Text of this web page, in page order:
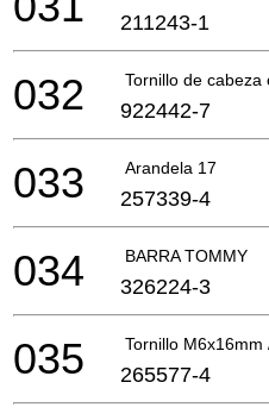
211243-1
Tornillo de
032 922442-7
Arandela 17
033 257339-4
BARRA TOMMY
034 326224-3
Tornillo M6x16mm
035 265577-4